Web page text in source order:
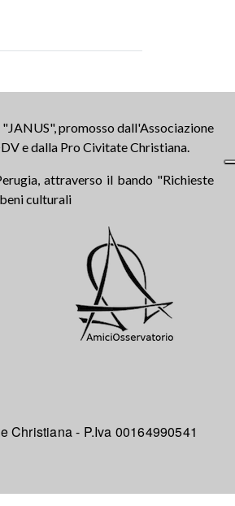
promosso dall'Associazione
e dalla Pro Civitate Christiana.
attraverso il bando "Richieste
culturali
Christiana - P.Iva 00164990541